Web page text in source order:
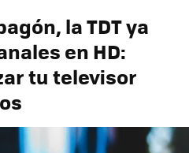
la TDT ya
en HD:
tu televisor